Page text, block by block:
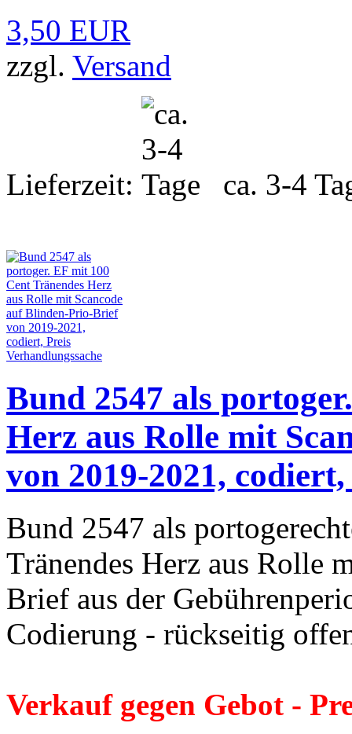
3,50 EUR
zzgl. Versand
Lieferzeit: ca. 3-4
Bund 2547 als
Herz aus Rolle mit
von 2019-2021,
Bund 2547 als
Tränendes Herz aus Rolle
Brief aus der
Codierung - rückseitig
Verkauf gegen Gebot -